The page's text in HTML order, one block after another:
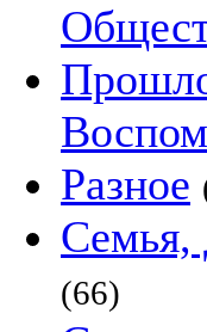
Разное
(66)